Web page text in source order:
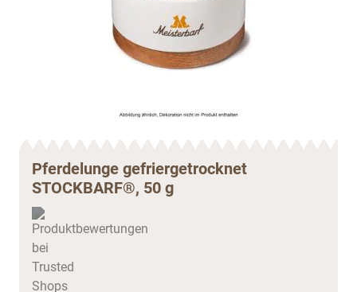
Pferdelunge gefriergetrocknet
STOCKBARF®, 50 g